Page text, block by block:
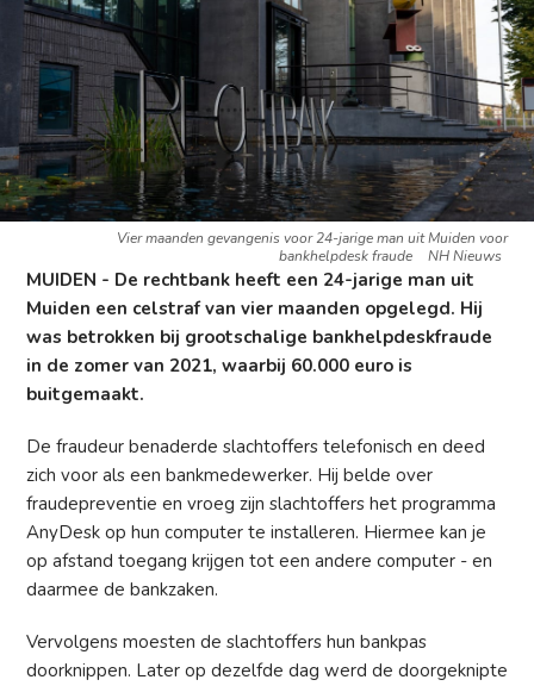
Vier maanden gevangenis voor 24-jarige man uit Muiden voor
bankhelpdesk fraude
NH Nieuws
MUIDEN - De rechtbank heeft een 24-jarige man uit
Muiden een celstraf van vier maanden opgelegd. Hij
was betrokken bij grootschalige bankhelpdeskfraude
in de zomer van 2021, waarbij 60.000 euro is
buitgemaakt.
De fraudeur benaderde slachtoffers telefonisch en deed
zich voor als een bankmedewerker. Hij belde over
fraudepreventie en vroeg zijn slachtoffers het programma
AnyDesk op hun computer te installeren. Hiermee kan je
op afstand toegang krijgen tot een andere computer - en
daarmee de bankzaken.
Vervolgens moesten de slachtoffers hun bankpas
doorknippen. Later op dezelfde dag werd de doorgeknipte